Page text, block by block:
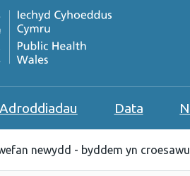
Adroddiadau Data
newydd - byddem yn